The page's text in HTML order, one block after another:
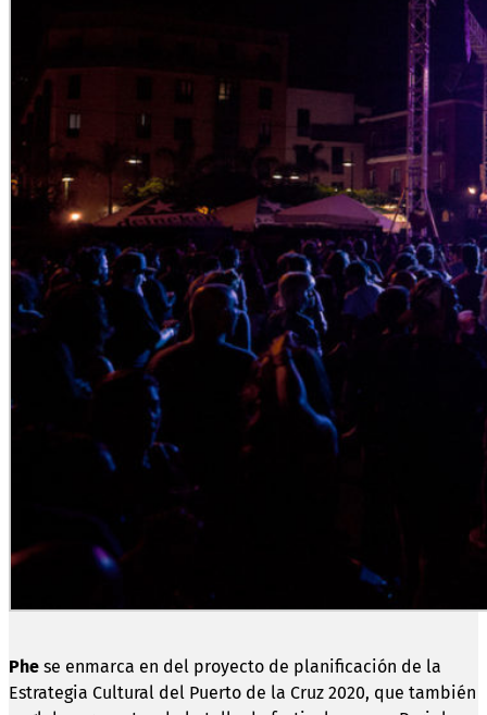
Phe se enmarca en del proyecto de planificación de la
Estrategia Cultural del Puerto de la Cruz 2020, que también